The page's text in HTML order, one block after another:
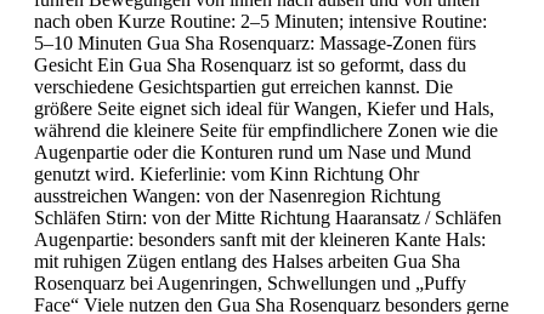
nach oben Kurze Routine: 2–5 Minuten; intensive Routine:
5–10 Minuten Gua Sha Rosenquarz: Massage-Zonen fürs
Gesicht Ein Gua Sha Rosenquarz ist so geformt, dass du
verschiedene Gesichtspartien gut erreichen kannst. Die
größere Seite eignet sich ideal für Wangen, Kiefer und Hals,
während die kleinere Seite für empfindlichere Zonen wie die
Augenpartie oder die Konturen rund um Nase und Mund
genutzt wird. Kieferlinie: vom Kinn Richtung Ohr
ausstreichen Wangen: von der Nasenregion Richtung
Schläfen Stirn: von der Mitte Richtung Haaransatz / Schläfen
Augenpartie: besonders sanft mit der kleineren Kante Hals:
mit ruhigen Zügen entlang des Halses arbeiten Gua Sha
Rosenquarz bei Augenringen, Schwellungen und „Puffy
Face“ Viele nutzen den Gua Sha Rosenquarz besonders gerne